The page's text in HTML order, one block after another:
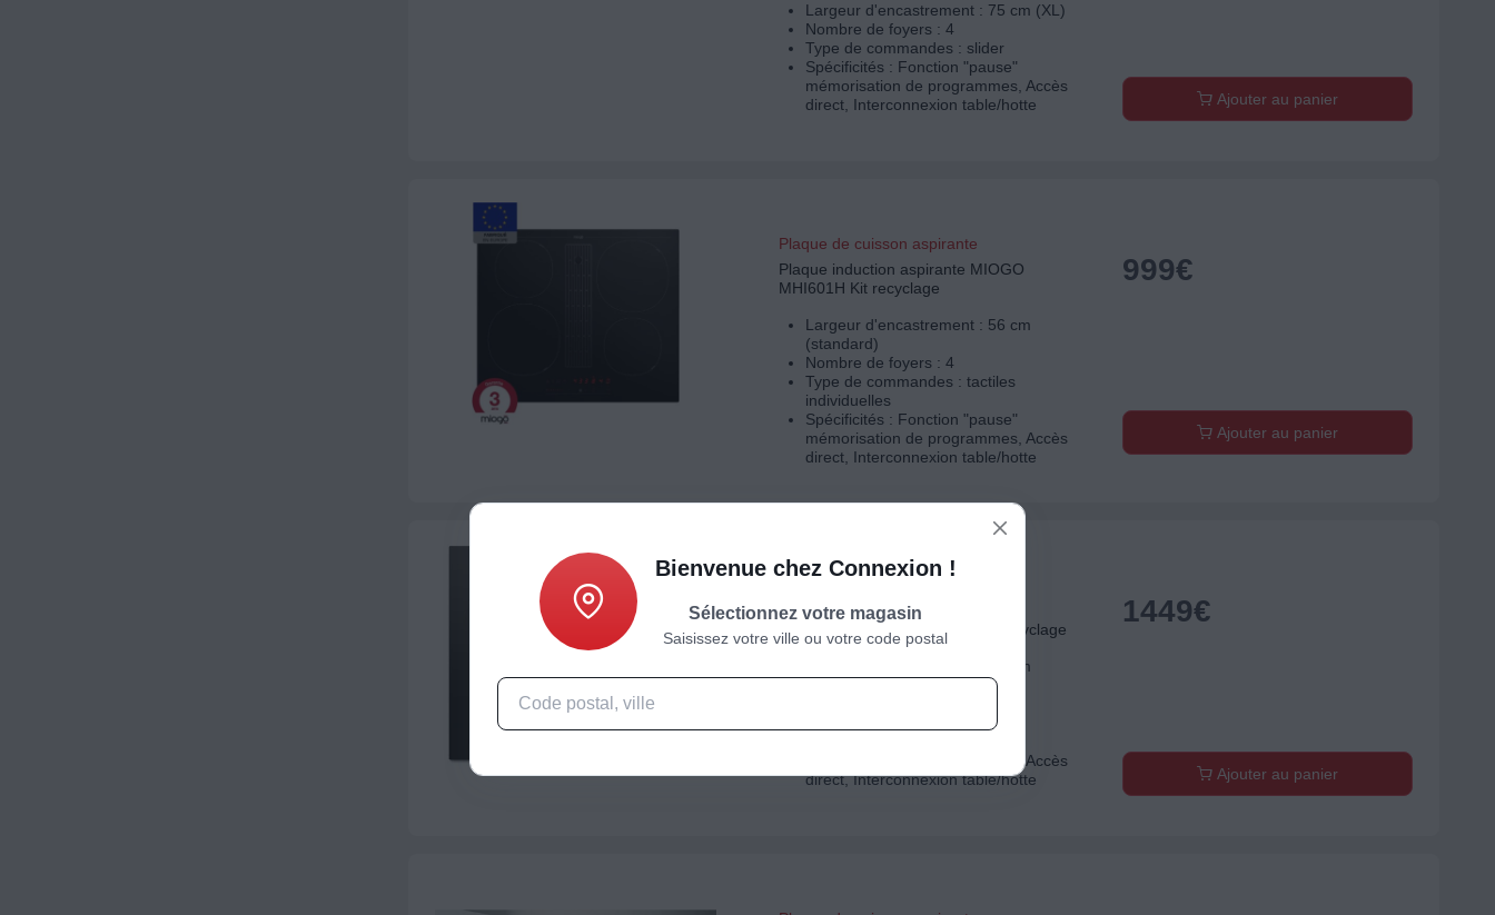
Largeur d'encastrement : 75 cm (XL)
Nombre de foyers : 4
Type de commandes : slider
Spécificités : Fonction "pause"
mémorisation de programmes, Accès
direct, Interconnexion table/hotte
Ajouter au panier
Plaque de cuisson aspirante
Plaque induction aspirante MIOGO
MHI601H Kit recyclage
Largeur d'encastrement : 56 cm
(standard)
Nombre de foyers : 4
Type de commandes : tactiles
individuelles
Spécificités : Fonction "pause"
mémorisation de programmes, Accès
direct, Interconnexion table/hotte
999€
Ajouter au panier
Plaque induction aspirante ELICA
NIKOLATESLA FIT 3Z PRO 60 recyclage
Largeur d'encastrement : 56 cm
Type de commandes : slider
mémorisation de programmes, Accès
direct, Interconnexion table/hotte
1449€
Ajouter au panier
Bienvenue chez Connexion !
Sélectionnez votre magasin
Saisissez votre ville ou votre code postal